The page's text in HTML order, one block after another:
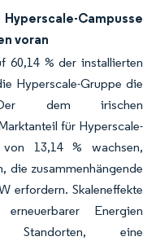
Campusse
voran
60,14 % der installierten
Hyperscale-Gruppe die
Der dem irischen
für Hyperscale-
13,14 % wachsen,
die zusammenhängende
erfordern. Skaleneffekte
Energien
eine